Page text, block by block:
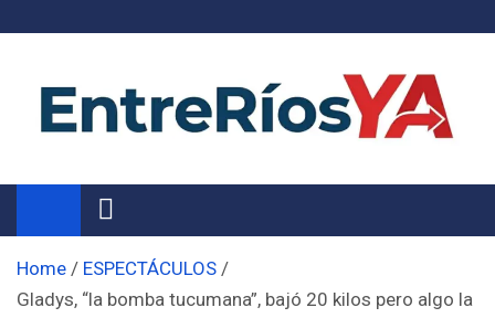
Noticias de Entre Ríos
Información de toda la provincia ahora
Home
ESPECTÁCULOS
Gladys, “la bomba tucumana”, bajó 20 kilos pero algo la